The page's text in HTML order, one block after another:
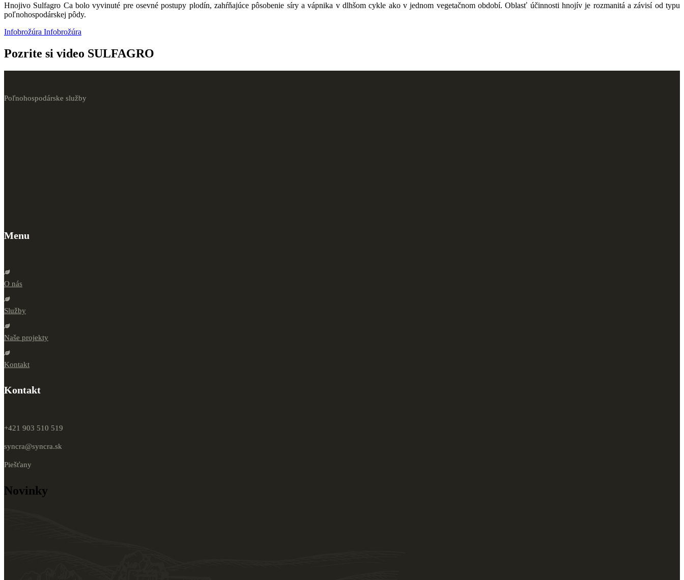
Hnojivo Sulfagro Ca bolo vyvinuté pre osevné postupy plodín, zahŕňajúce pôsobenie síry a vápnika v dlhšom cykle ako v jednom vegetačnom období. Oblasť účinnosti hnojív je rozmanitá a závisí od typu
poľnohospodárskej pôdy.
Infobrožúra Infobrožúra
Pozrite si video SULFAGRO
Poľnohospodárske služby
Menu
O nás
Služby
Naše projekty
Kontakt
Kontakt
+421 903 510 519
syncra@syncra.sk
Piešťany
Novinky